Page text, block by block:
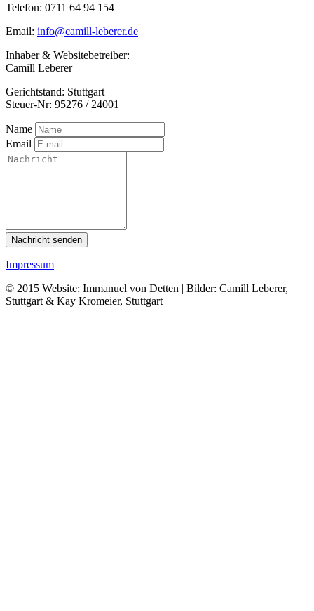
Telefon: 0711 64 94 154
Email: info@camill-leberer.de
Inhaber & Websitebetreiber:
Camill Leberer
Gerichtstand: Stuttgart
Steuer-Nr: 95276 / 24001
Name
Email
Nachricht senden
Impressum
© 2015 Website: Immanuel von Detten | Bilder: Camill Leberer,
Stuttgart & Kay Kromeier, Stuttgart